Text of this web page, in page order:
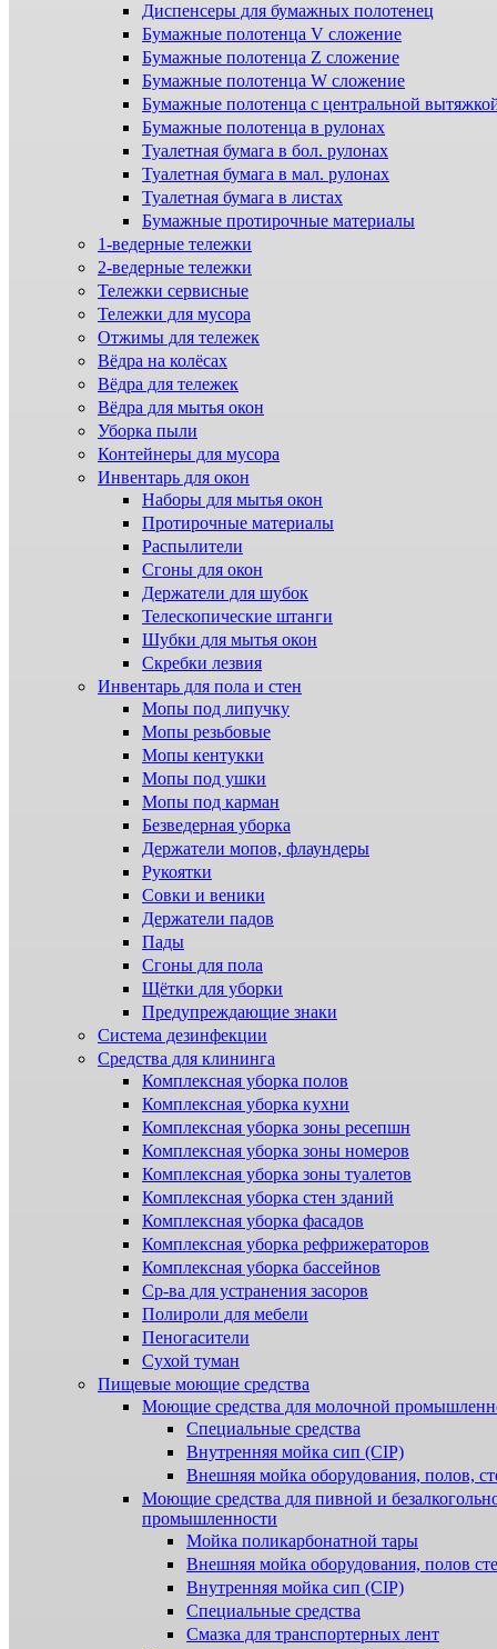
Диспенсеры для бумажных полотенец
Бумажные полотенца V сложение
Бумажные полотенца Z сложение
Бумажные полотенца W сложение
Бумажные полотенца с центральной
Бумажные полотенца в рулонах
Туалетная бумага в бол. рулонах
Туалетная бумага в мал. рулонах
Туалетная бумага в листах
Бумажные протирочные материалы
1-ведерные тележки
2-ведерные тележки
Тележки сервисные
Тележки для мусора
Отжимы для тележек
Вёдра на колёсах
Вёдра для тележек
Вёдра для мытья окон
Уборка пыли
Контейнеры для мусора
Инвентарь для окон
Наборы для мытья окон
Протирочные материалы
Распылители
Сгоны для окон
Держатели для шубок
Телескопические штанги
Шубки для мытья окон
Скребки лезвия
Инвентарь для пола и стен
Мопы под липучку
Мопы резьбовые
Мопы кентукки
Мопы под ушки
Мопы под карман
Безведерная уборка
Держатели мопов, флаундеры
Рукоятки
Совки и веники
Держатели падов
Пады
Сгоны для пола
Щётки для уборки
Предупреждающие знаки
Система дезинфекции
Cредства для клининга
Комплексная уборка полов
Комплексная уборка кухни
Комплексная уборка зоны ресепшн
Комплексная уборка зоны номеров
Комплексная уборка зоны туалетов
Комплексная уборка стен зданий
Комплексная уборка фасадов
Комплексная уборка рефрижераторов
Комплексная уборка бассейнов
Ср-ва для устранения засоров
Полироли для мебели
Пеногасители
Сухой туман
Пищевые моющие средства
Моющие средства для молочной
Специальные средства
Внутренняя мойка сип (CIP)
Внешняя мойка оборудования, полов,
Моющие средства для пивной и
промышленности
Мойка поликарбонатной тары
Внешняя мойка оборудования, полов
Внутренняя мойка сип (CIP)
Специальные средства
Смазка для транспортерных лент